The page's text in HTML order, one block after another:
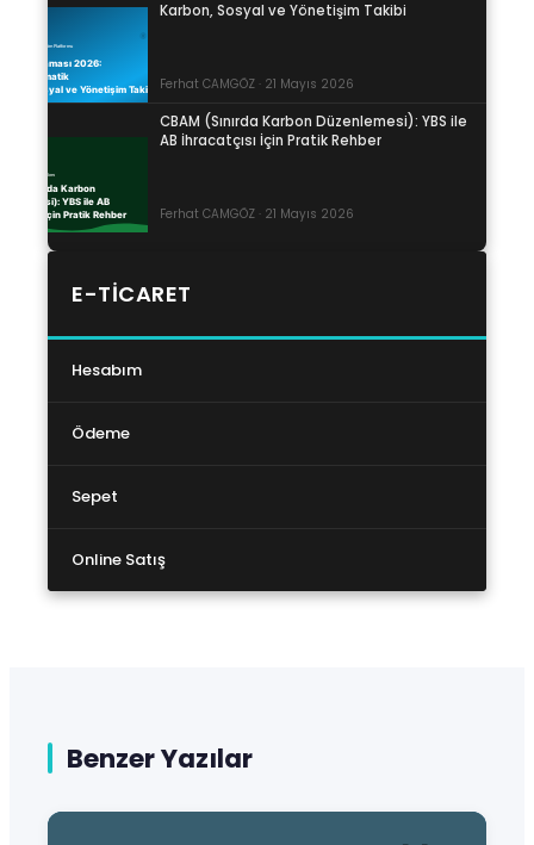
Karbon, Sosyal ve Yönetişim Takibi
Ferhat CAMGÖZ · 21 Mayıs 2026
CBAM (Sınırda Karbon Düzenlemesi): YBS ile
AB İhracatçısı İçin Pratik Rehber
Ferhat CAMGÖZ · 21 Mayıs 2026
E-TICARET
Hesabım
Ödeme
Sepet
Online Satış
Benzer Yazılar